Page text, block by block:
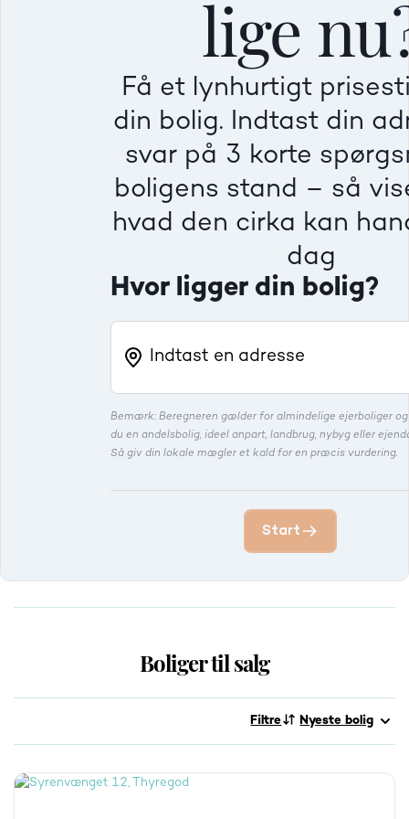
lige
Få et lynhurtigt
din bolig. Indtast din
svar på 3 korte
boligens stand – så
hvad den cirka kan
dag
Hvor ligger din bolig?
Bemærk: Beregneren gælder for almindelige ejerboliger og
du en andelsbolig, ideel anpart, landbrug, nybyg eller
Så giv din lokale mægler et kald for en præcis vurdering.
Dårlig
Mindre god
Dårlig
Mindre god
Dårlig
Mindre god
Villa
Beregner pris
Start
Boliger til salg
Filtre Nyeste bolig